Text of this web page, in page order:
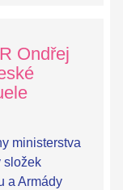
Ondřej
ministerstva
složek
a Armády